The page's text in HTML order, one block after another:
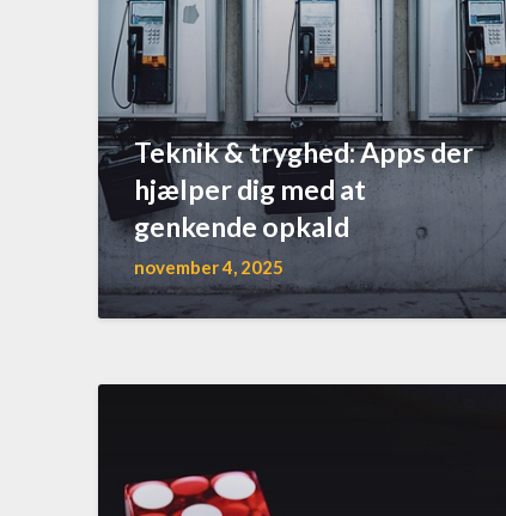
Teknik & tryghed: Apps der
hjælper dig med at
genkende opkald
november 4, 2025